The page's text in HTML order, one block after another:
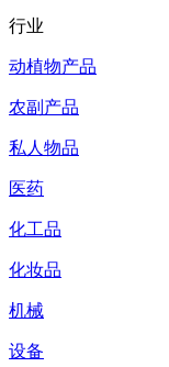
行业
动植物产品
农副产品
私人物品
医药
化工品
化妆品
机械
设备